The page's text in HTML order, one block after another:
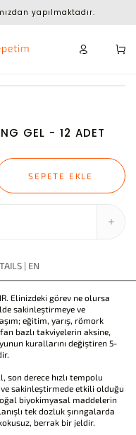
yapılmaktadır.
GEL - 12 ADET
SEPETE EKLE
| EN
Elinizdeki görev ne olursa
sakinleştirmeye ve
eğitim, yarış, römork
bazlı takviyelerin aksine,
kurallarını değiştiren 5-
son derece hızlı tempolu
sakinleştirmede etkili olduğu
biyokimyasal maddelerin
tek dozluk şırıngalarda
berrak bir jeldir.